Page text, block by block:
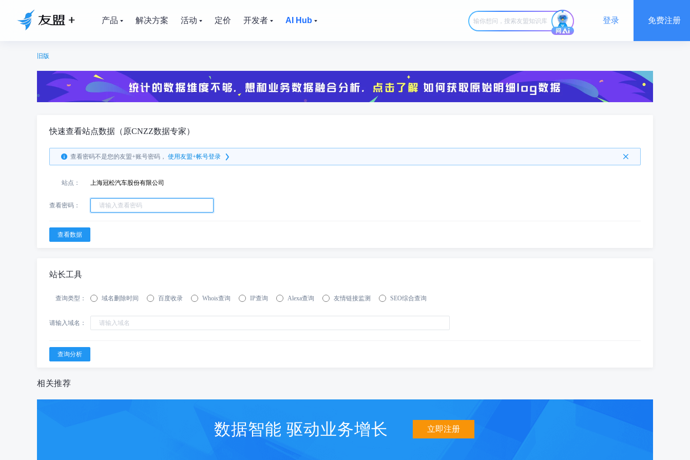
产品 解决方案 活动 定价 开发者 AI Hub 登录 免费注册
旧版
快速查看站点数据（原CNZZ数据专家）
查看密码不是您的友盟+账号密码， 使用友盟+帐号登录
站点： 上海冠松汽车股份有限公司
查看密码：
站长工具
查询类型： 域名删除时间 百度收录 Whois查询 IP查询 Alexa查询 友情链接监测 SEO综合查询
请输入域名：
相关推荐
数据智能 驱动业务增长 立即注册